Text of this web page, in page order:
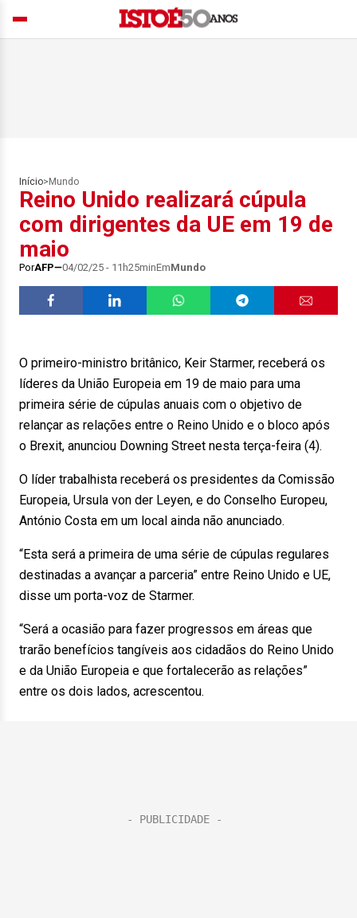
Início> Mundo
Reino Unido realizará cúpula
com dirigentes da UE em 19 de
maio
PorAFP 04/02/25 - 11h25minEmMundo
O primeiro-ministro britânico, Keir Starmer, receberá os
líderes da União Europeia em 19 de maio para uma
primeira série de cúpulas anuais com o objetivo de
relançar as relações entre o Reino Unido e o bloco após
o Brexit, anunciou Downing Street nesta terça-feira (4).
O líder trabalhista receberá os presidentes da Comissão
Europeia, Ursula von der Leyen, e do Conselho Europeu,
António Costa em um local ainda não anunciado.
“Esta será a primeira de uma série de cúpulas regulares
destinadas a avançar a parceria” entre Reino Unido e UE,
disse um porta-voz de Starmer.
“Será a ocasião para fazer progressos em áreas que
trarão benefícios tangíveis aos cidadãos do Reino Unido
e da União Europeia e que fortalecerão as relações”
entre os dois lados, acrescentou.